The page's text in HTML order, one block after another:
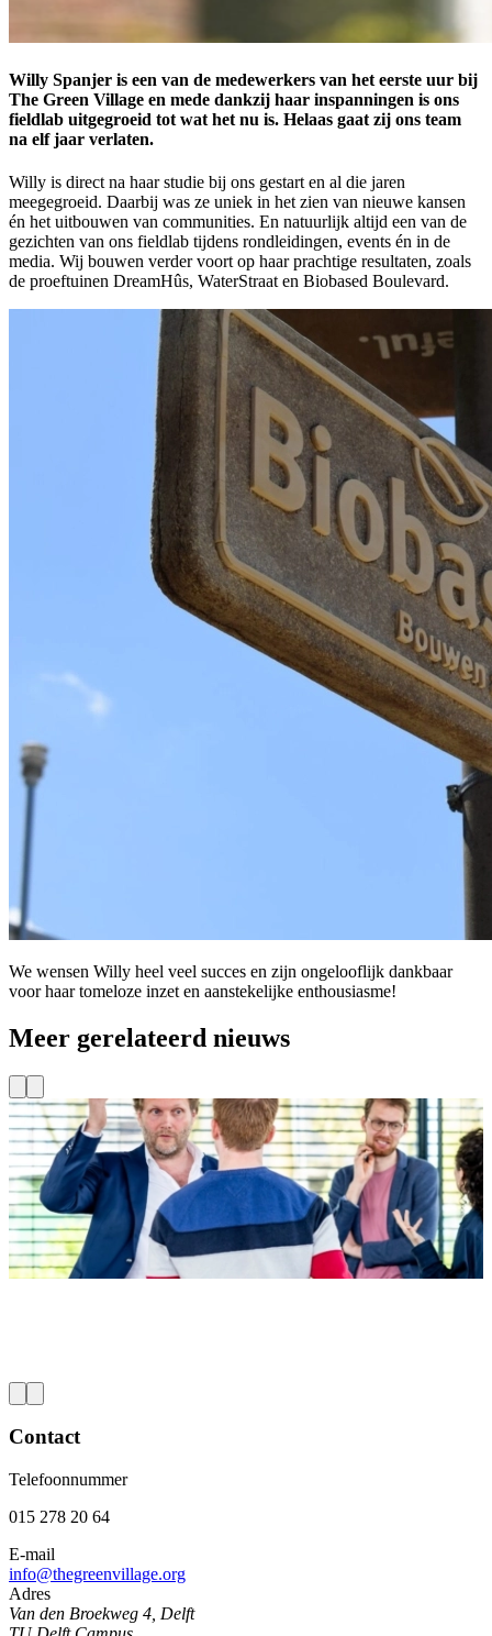
Willy Spanjer is een van de medewerkers van het eerste uur bij
The Green Village en mede dankzij haar inspanningen is ons
fieldlab uitgegroeid tot wat het nu is. Helaas gaat zij ons team
na elf jaar verlaten.
Willy is direct na haar studie bij ons gestart en al die jaren
meegegroeid. Daarbij was ze uniek in het zien van nieuwe kansen
én het uitbouwen van communities. En natuurlijk altijd een van de
gezichten van ons fieldlab tijdens rondleidingen, events én in de
media. Wij bouwen verder voort op haar prachtige resultaten, zoals
de proeftuinen DreamHûs, WaterStraat en Biobased Boulevard.
We wensen Willy heel veel succes en zijn ongelooflijk dankbaar
voor haar tomeloze inzet en aanstekelijke enthousiasme!
Meer gerelateerd nieuws
Toekomstig Energiesysteem
Vacature Senior Projectmanager Energietransitie
The Green Village zoekt een Senior Projectmanager
Energietransitie.
Lees meer
Contact
Telefoonnummer
015 278 20 64
E-mail
info@thegreenvillage.org
Adres
Van den Broekweg 4, Delft